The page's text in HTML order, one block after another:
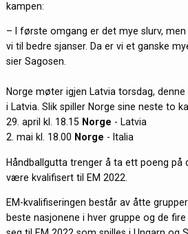
kampen:
– I første omgang er det mye slurv,
vi til bedre sjanser. Da er vi et ganske
sier Sagosen.
Norge møter igjen Latvia torsdag,
i Latvia. Slik spiller Norge sine neste to
29. april kl. 18.15 Norge - Latvia
2. mai kl. 18.00 Norge - Italia
Håndballgutta trenger å ta ett poeng på
være kvalifisert til EM 2022.
EM-kvalifiseringen består av åtte
beste nasjonene i hver gruppe og de